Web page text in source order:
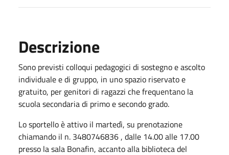
Descrizione
Sono previsti colloqui pedagogici di sostegno e ascolto
individuale e di gruppo, in uno spazio riservato e
gratuito, per genitori di ragazzi che frequentano la
scuola secondaria di primo e secondo grado.
Lo sportello è attivo il martedì, su prenotazione
chiamando il n. 3480746836 , dalle 14.00 alle 17.00
presso la sala Bonafin, accanto alla biblioteca del